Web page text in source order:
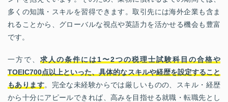
多くの知識・スキルを習得できます。取引先には海外企業も含ま
れることから、グローバルな視点や英語力を活かせる機会も豊富
です。
一方で、 求人の条件には1〜2つの税理士試験科目の合格や
TOEIC700点以上といった、具体的なスキルや経歴を設定すること
もあります。完全な未経験からでは厳しいものの、スキル・経歴
から十分にアピールできれば、高みを目指せる就職・転職先とし